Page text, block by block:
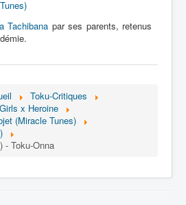
Tunes)
Tachibana par ses parents, retenus
Toku-Critiques
Girls x Heroine
(Miracle Tunes)
- Toku-Onna